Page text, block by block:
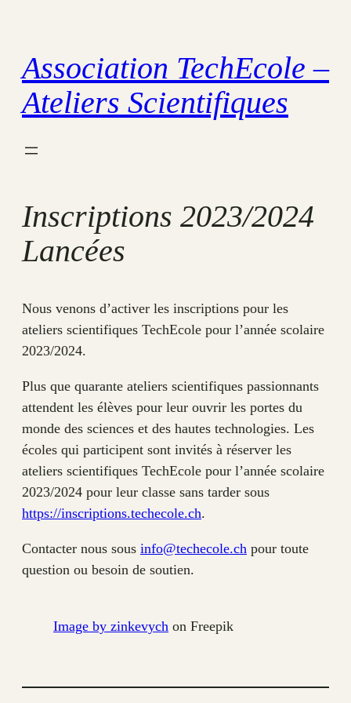
contenu
Association TechEcole –
Ateliers Scientifiques
Inscriptions 2023/2024
Lancées
Nous venons d’activer les inscriptions pour les
ateliers scientifiques TechEcole pour l’année scolaire
2023/2024.
Plus que quarante ateliers scientifiques passionnants
attendent les élèves pour leur ouvrir les portes du
monde des sciences et des hautes technologies. Les
écoles qui participent sont invités à réserver les
ateliers scientifiques TechEcole pour l’année scolaire
2023/2024 pour leur classe sans tarder sous
https://inscriptions.techecole.ch.
Contacter nous sous info@techecole.ch pour toute
question ou besoin de soutien.
Image by zinkevych on Freepik